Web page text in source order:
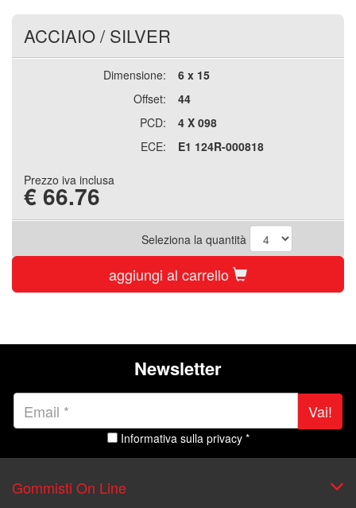
ACCIAIO/ SILVER
Dimensione:
6 x 15
Offset:
44
PCD:
4 X 098
ECE:
E1 124R-000818
Prezzo iva inclusa
€ 66.76
Seleziona la quantità
aggiungi al carrello
Newsletter
Vai!
Informativa sulla privacy *
Gommisti On Line